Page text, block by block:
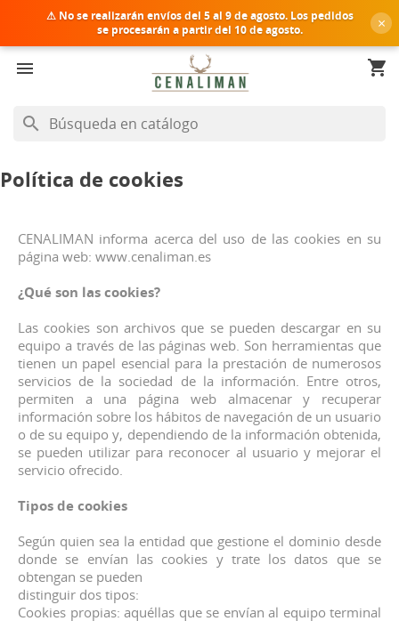
⚠ No se realizarán envíos del 5 al 9 de agosto. Los pedidos
se procesarán a partir del 10 de agosto.
×
 shopping_cart
search
Política de cookies
CENALIMAN informa acerca del uso de las cookies en su
página web: www.cenaliman.es
¿Qué son las cookies?
Las cookies son archivos que se pueden descargar en su
equipo a través de las páginas web. Son herramientas que
tienen un papel esencial para la prestación de numerosos
servicios de la sociedad de la información. Entre otros,
permiten a una página web almacenar y recuperar
información sobre los hábitos de navegación de un usuario
o de su equipo y, dependiendo de la información obtenida,
se pueden utilizar para reconocer al usuario y mejorar el
servicio ofrecido.
Tipos de cookies
Según quien sea la entidad que gestione el dominio desde
donde se envían las cookies y trate los datos que se
obtengan se pueden
distinguir dos tipos:
Cookies propias: aquéllas que se envían al equipo terminal